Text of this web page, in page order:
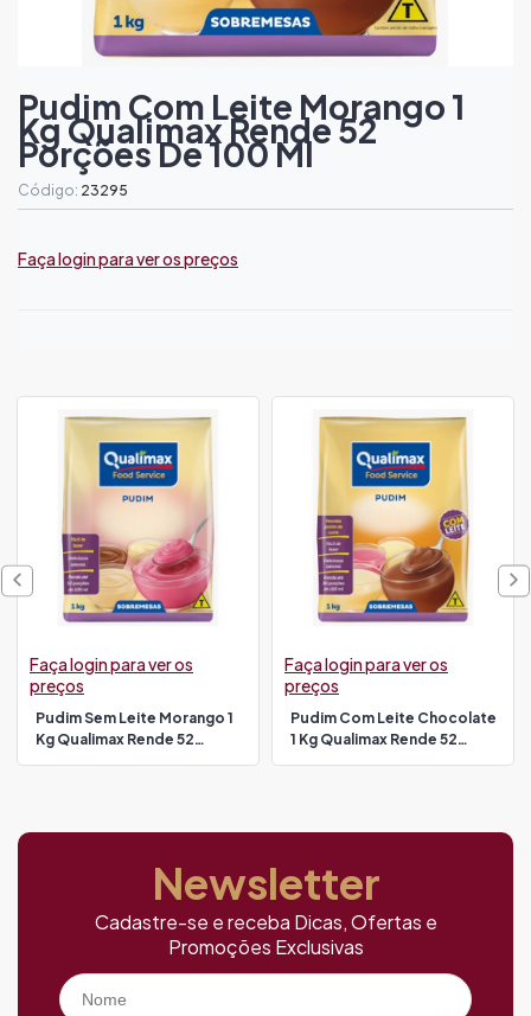
Pudim Com Leite Morango 1
Kg Qualimax Rende 52
Porções De 100 Ml
Código: 23295
Faça login para ver os preços
Pudim Sem Leite Morango 1
Kg Qualimax Rende 52
Faça login para ver os
preços
Pudim Com Leite Chocolate
1 Kg Qualimax Rende 52
Faça login para ver os
preços
Newsletter
Cadastre-se e receba Dicas, Ofertas e
Promoções Exclusivas